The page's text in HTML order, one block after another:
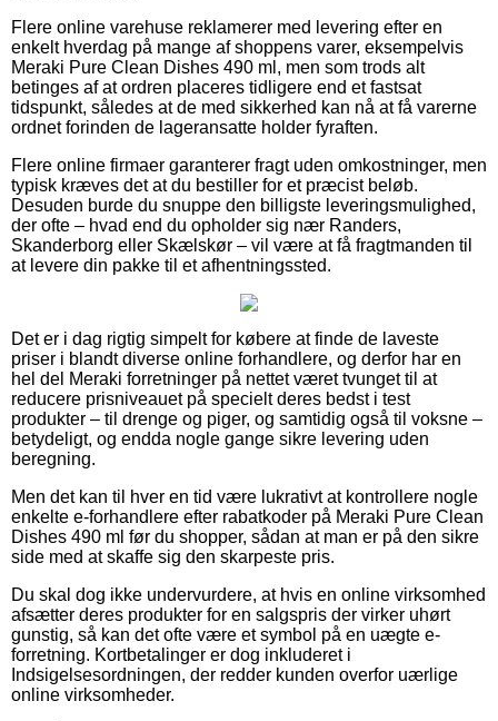
Flere online varehuse reklamerer med levering efter en
enkelt hverdag på mange af shoppens varer, eksempelvis
Meraki Pure Clean Dishes 490 ml, men som trods alt
betinges af at ordren placeres tidligere end et fastsat
tidspunkt, således at de med sikkerhed kan nå at få varerne
ordnet forinden de lageransatte holder fyraften.
Flere online firmaer garanterer fragt uden omkostninger, men
typisk kræves det at du bestiller for et præcist beløb.
Desuden burde du snuppe den billigste leveringsmulighed,
der ofte – hvad end du opholder sig nær Randers,
Skanderborg eller Skælskør – vil være at få fragtmanden til
at levere din pakke til et afhentningssted.
Det er i dag rigtig simpelt for købere at finde de laveste
priser i blandt diverse online forhandlere, og derfor har en
hel del Meraki forretninger på nettet været tvunget til at
reducere prisniveauet på specielt deres bedst i test
produkter – til drenge og piger, og samtidig også til voksne –
betydeligt, og endda nogle gange sikre levering uden
beregning.
Men det kan til hver en tid være lukrativt at kontrollere nogle
enkelte e-forhandlere efter rabatkoder på Meraki Pure Clean
Dishes 490 ml før du shopper, sådan at man er på den sikre
side med at skaffe sig den skarpeste pris.
Du skal dog ikke undervurdere, at hvis en online virksomhed
afsætter deres produkter for en salgspris der virker uhørt
gunstig, så kan det ofte være et symbol på en uægte e-
forretning. Kortbetalinger er dog inkluderet i
Indsigelsesordningen, der redder kunden overfor uærlige
online virksomheder.